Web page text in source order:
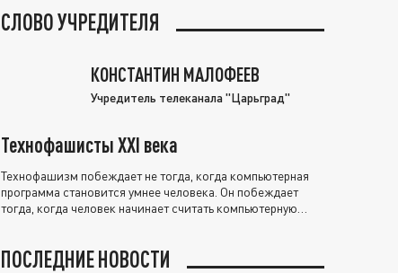
СЛОВО УЧРЕДИТЕЛЯ
КОНСТАНТИН МАЛОФЕЕВ
Учредитель телеканала "Царьград"
Технофашисты XXI века
Технофашизм побеждает не тогда, когда компьютерная
программа становится умнее человека. Он побеждает
тогда, когда человек начинает считать компьютерную
ПОСЛЕДНИЕ НОВОСТИ